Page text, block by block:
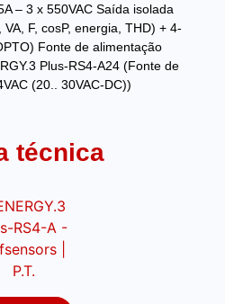
– 3 x 550VAC Saída isolada
F, cosP, energia, THD) + 4-
Fonte de alimentação
Plus-RS4-A24 (Fonte de
(20.. 30VAC-DC))
técnica